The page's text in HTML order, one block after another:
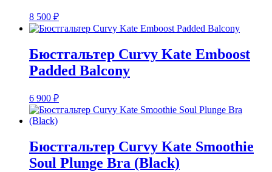
8 500 ₽
Бюстгальтер Curvy Kate Emboost
Padded Balcony
6 900 ₽
Бюстгальтер Curvy Kate Smoothie
Soul Plunge Bra (Black)